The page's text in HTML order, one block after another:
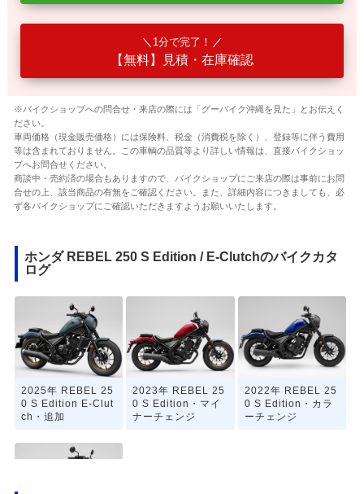
1分で完了！
【無料】見積・在庫確認
※バイクショップへの問合せ・来店の際には「グーバイク沖縄を見た」とお伝えく
ださい。
車両価格（現金販売価格）には保険料、税金（消費税を除く）、登録等に伴う費用
等は含まれておりません。この車輌の品質等より詳しい情報は、直接バイクショッ
プへお問合せください。
商談中・売約済の場合もありますので、バイクショップにご来店の際は事前にお問
合せの上、該当商品の有無をご確認ください。また、詳細内容につきましても、必
ず各バイクショップにご確認いただきますようお願いいたします。
ホンダ REBEL 250 S Edition / E-Clutchのバイクカタ
ログ
2025年 REBEL 25
0 S Edition E-Clut
ch・追加
2023年 REBEL 25
0 S Edition・マイ
ナーチェンジ
2022年 REBEL 25
0 S Edition・カラ
ーチェンジ